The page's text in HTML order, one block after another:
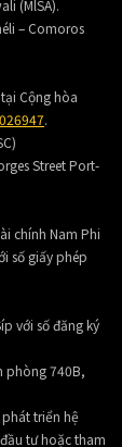
(MlSA).
– Comoros
Cộng hòa
.
Street Port-
chính Nam Phi
số giấy phép
với số đăng ký
phòng 740B,
triển hệ
tư hoặc tham